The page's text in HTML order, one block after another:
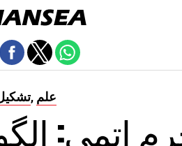
, علم
اتمی: